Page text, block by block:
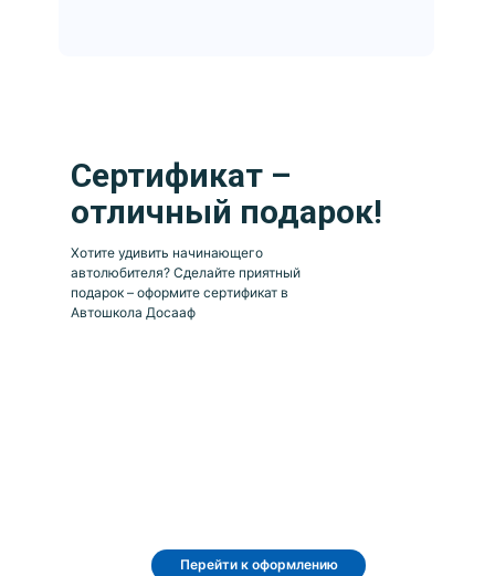
Хотите удивить начинающего
автолюбителя? Сделайте приятный
подарок – оформите сертификат в
Автошкола Досааф
Перейти к оформлению
Сертификат –
отличный подарок!